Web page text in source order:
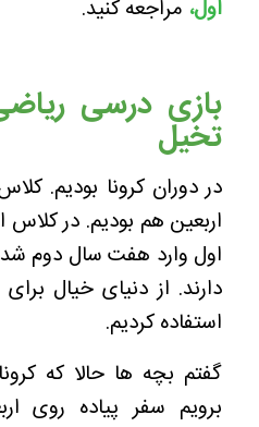
اول، مراجعه کنید.
بازی درسی
تخیل
در دوران کرونا بودیم.
اربعین هم بودیم. در
اول وارد هفت سال دوم
دارند. از دنیای خیال
استفاده کردیم.
گفتم بچه ها حالا که
برویم سفر پیاده روی